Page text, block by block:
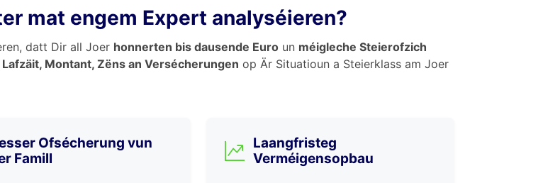
mat engem Expert analyséieren?
datt Dir all Joer honnerten bis dausende Euro un méigleche Steierofzich
Lafzäit, Montant, Zëns an Versécherungen op Är Situatioun a Steierklass am Joer
Ofsécherung vun
Famill
Laangfristeg
Verméigensopbau